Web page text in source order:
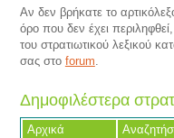
Αν δεν βρήκατε το
όρο που δεν έχει
του στρατιωτικού λεξικού
σας στο forum.
Δημοφιλέστερα
Αρχικά